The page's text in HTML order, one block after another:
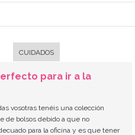
CUIDADOS
para ir a la
vosotras tenéis una colección
de bolsos debido a que no
para la oficina y es que tener